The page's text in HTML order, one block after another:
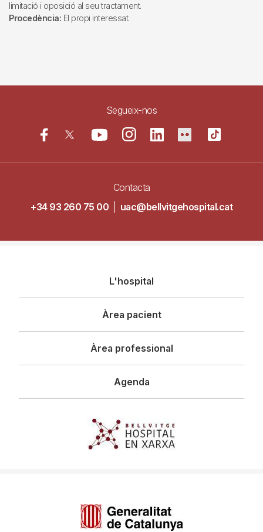
limitació i oposició al seu tractament.
Procedència: El propi interessat.
Segueix-nos
Contacta
+34 93 260 75 00
uac@bellvitgehospital.cat
principal
L'hospital
Àrea pacient
Àrea professional
Agenda